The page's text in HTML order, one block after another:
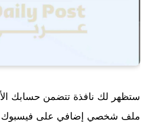
ستظهر لك نافذة تتضمن حسابك
ملف شخصي إضافي على فيسبوك